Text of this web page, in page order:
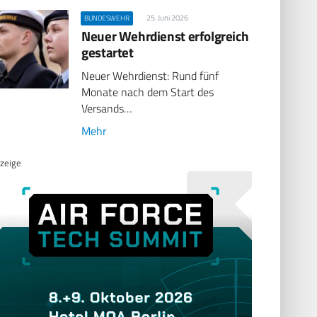
BUNDESWEHR 25. Juni 2026
Neuer Wehrdienst erfolgreich
gestartet
Neuer Wehrdienst: Rund fünf
Monate nach dem Start des
Versands…
Mehr